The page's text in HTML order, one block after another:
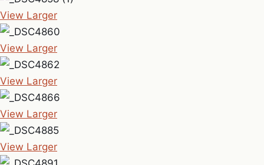
View Larger
View Larger
View Larger
View Larger
View Larger